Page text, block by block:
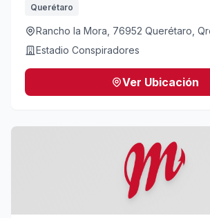
Querétaro
Rancho la Mora, 76952 Querétaro,
Estadio Conspiradores
Ver Ubicación